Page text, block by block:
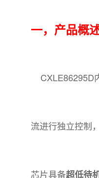
一，产品概
CXLE86295D
流进行独立控制
芯片具备超低待